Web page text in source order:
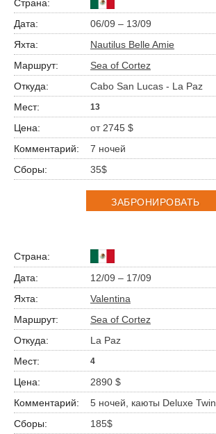
06/09 – 13/09
Nautilus Belle Amie
Sea of Cortez
Cabo San Lucas - La Paz
13
от 2745 $
7 ночей
35$
ЗАБРОНИРОВАТЬ
12/09 – 17/09
Valentina
Sea of Cortez
La Paz
4
2890 $
5 ночей, каюты Deluxe Twin
185$